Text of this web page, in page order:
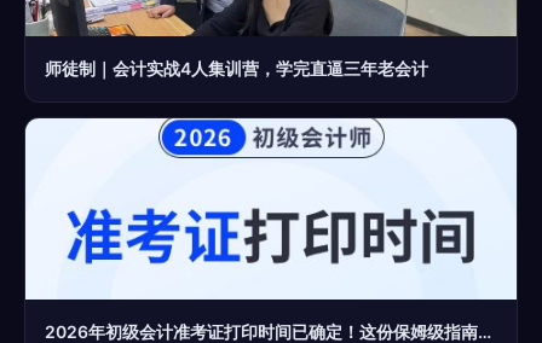
师徒制｜会计实战4人集训营，学完直逼三年老会计
2026年初级会计准考证打印时间已确定！这份保姆级指南请收好